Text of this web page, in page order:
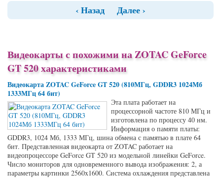
‹ Назад Далее ›
Видеокарты с похожими на ZOTAC GeForce
GT 520 характеристиками
Видеокарта ZOTAC GeForce GT 520 (810МГц, GDDR3 1024Мб
1333МГц 64 бит)
Эта плата работает на
процессорной частоте 810 МГц и
изготовлена по процессу 40 нм.
Информация о памяти платы:
GDDR3, 1024 Мб, 1333 МГц, шина обмена с памятью в плате 64
бит. Представленная видеокарта от ZOTAC работает на
видеопроцессоре GeForce GT 520 из модельной линейки GeForce.
Число мониторов для одновременного вывода изображения: 2, а
параметры картинки 2560x1600. Система охлаждения представлена